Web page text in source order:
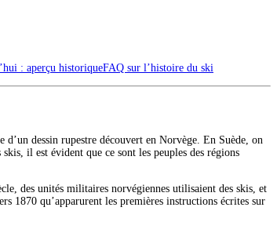
: aperçu historiqueFAQ sur l’histoire du ski
dessin rupestre découvert en Norvège. En Suède, on
il est évident que ce sont les peuples des régions
des unités militaires norvégiennes utilisaient des skis, et
1870 qu’apparurent les premières instructions écrites sur